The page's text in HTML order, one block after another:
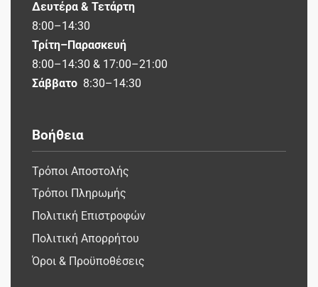
Δευτέρα & Τετάρτη
8:00–14:30
Τρίτη–Παρασκευή
8:00–14:30 & 17:00–21:00
Σάββατο 8:30–14:30
Βοήθεια
Τρόποι Αποστολής
Τρόποι Πληρωμής
Πολιτική Επιστροφών
Πολιτική Απορρήτου
Όροι & Προϋποθέσεις